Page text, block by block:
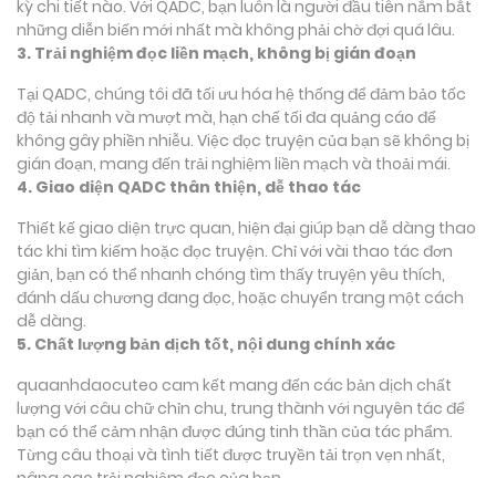
kỳ chi tiết nào. Với QADC, bạn luôn là người đầu tiên nắm bắt
những diễn biến mới nhất mà không phải chờ đợi quá lâu.
3. Trải nghiệm đọc liền mạch, không bị gián đoạn
Tại QADC, chúng tôi đã tối ưu hóa hệ thống để đảm bảo tốc
độ tải nhanh và mượt mà, hạn chế tối đa quảng cáo để
không gây phiền nhiễu. Việc đọc truyện của bạn sẽ không bị
gián đoạn, mang đến trải nghiệm liền mạch và thoải mái.
4. Giao diện QADC thân thiện, dễ thao tác
Thiết kế giao diện trực quan, hiện đại giúp bạn dễ dàng thao
tác khi tìm kiếm hoặc đọc truyện. Chỉ với vài thao tác đơn
giản, bạn có thể nhanh chóng tìm thấy truyện yêu thích,
đánh dấu chương đang đọc, hoặc chuyển trang một cách
dễ dàng.
5. Chất lượng bản dịch tốt, nội dung chính xác
quaanhdaocuteo cam kết mang đến các bản dịch chất
lượng với câu chữ chỉn chu, trung thành với nguyên tác để
bạn có thể cảm nhận được đúng tinh thần của tác phẩm.
Từng câu thoại và tình tiết được truyền tải trọn vẹn nhất,